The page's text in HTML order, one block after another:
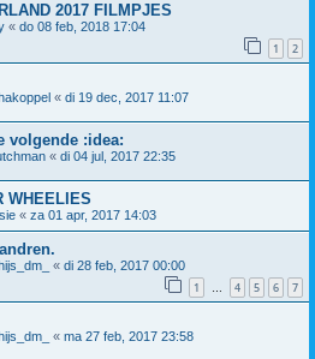
2017 FILMPJES
« do 08 feb, 2018 17:04
1 2
« di 19 dec, 2017 11:07
volgende :idea:
« di 04 jul, 2017 22:35
WHEELIES
« za 01 apr, 2017 14:03
« di 28 feb, 2017 00:00
1 4 5 6 7
« ma 27 feb, 2017 23:58